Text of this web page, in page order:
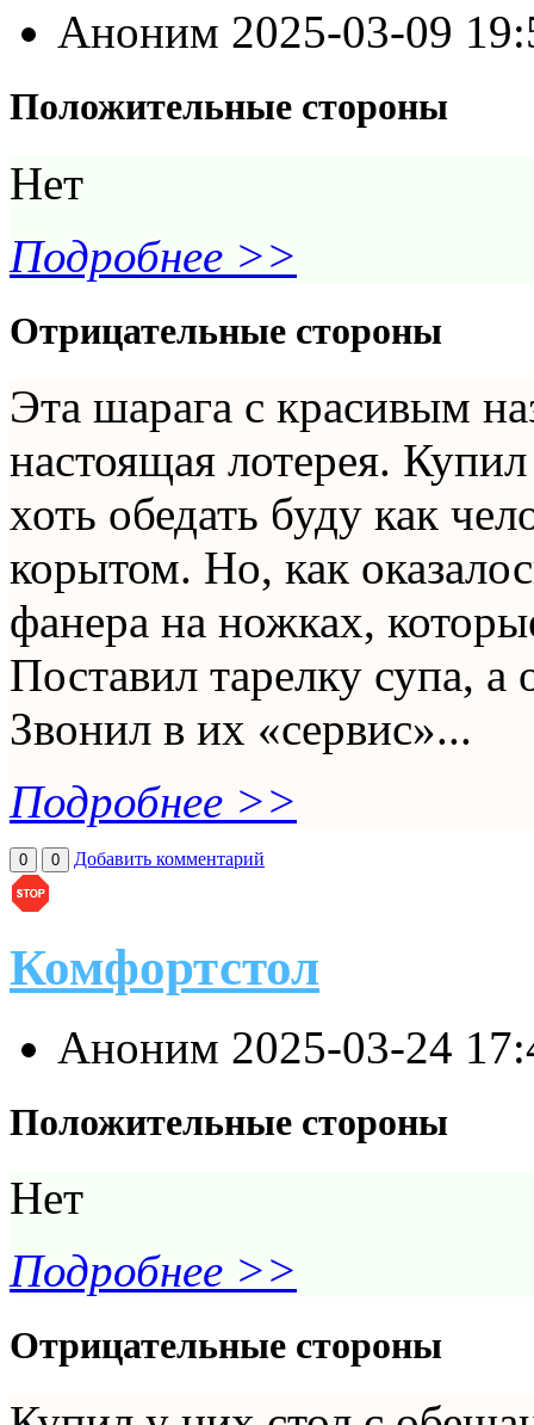
Аноним 2025-03-09
Положительные стороны
Нет
Подробнее >>
Отрицательные стороны
Эта шарага с красивым
настоящая лотерея.
хоть обедать буду как
корытом. Но, как
фанера на ножках,
Поставил тарелку супа, а
Звонил в их «сервис»...
Подробнее >>
0 0 Добавить комментарий
Комфортстол
Аноним 2025-03-24
Положительные стороны
Нет
Подробнее >>
Отрицательные стороны